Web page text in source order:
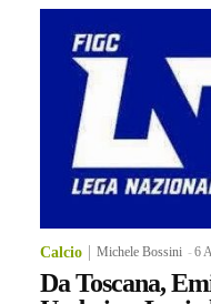
Calcio Michele Bossini -6
Da Toscana,